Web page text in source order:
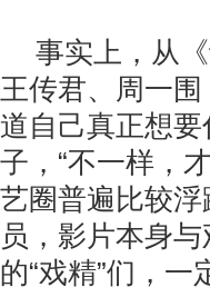
事实上，从
王传君、周一
道自己真正想
子，“不一样，
艺圈普遍比较
员，影片本身
的“戏精”们，一